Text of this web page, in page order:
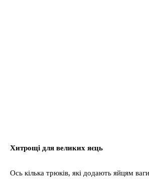
Хитрощі для великих яєць
Ось кілька трюків, які додають яйцям